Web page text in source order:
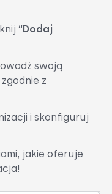
“Dodaj
swoją
z
i skonfiguruj
jakie oferuje